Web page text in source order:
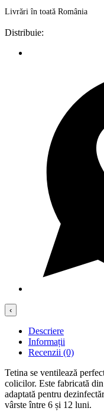
Livrări în toată România
Distribuie:
‹
Descriere
Informații
Recenzii (0)
Tetina se ventilează
colicilor. Este fabricată
adaptată pentru
vârste între 6 și 12 luni.